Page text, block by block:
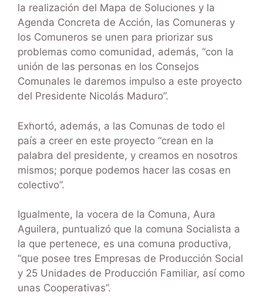
la realización del Mapa de Soluciones y la
Agenda Concreta de Acción, las Comuneras y
los Comuneros se unen para priorizar sus
problemas como comunidad, además, “con la
unión de las personas en los Consejos
Comunales le daremos impulso a este proyecto
del Presidente Nicolás Maduro”.
Exhortó, además, a las Comunas de todo el
país a creer en este proyecto “crean en la
palabra del presidente, y creamos en nosotros
mismos; porque podemos hacer las cosas en
colectivo”.
Igualmente, la vocera de la Comuna, Aura
Aguilera, puntualizó que la comuna Socialista a
la que pertenece, es una comuna productiva,
“que posee tres Empresas de Producción Social
y 25 Unidades de Producción Familiar, así como
unas Cooperativas”.